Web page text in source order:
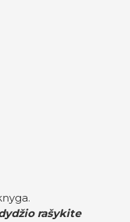
rašykite